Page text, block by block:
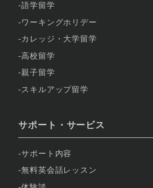
語学留学
ワーキングホリデー
カレッジ・大学留学
高校留学
親子留学
スキルアップ留学
サポート・サービス
サポート内容
無料英会話レッスン